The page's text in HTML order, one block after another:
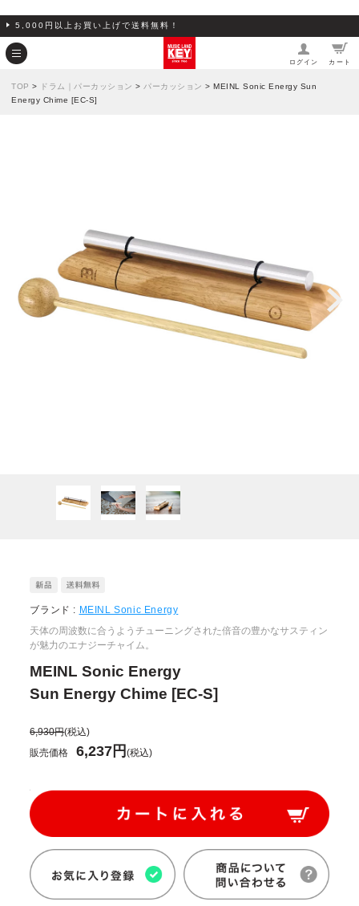
5,000円以上お買い上げで送料無料！
ログイン カート
TOP > ドラム｜パーカッション > パーカッション > MEINL Sonic Energy Sun
Energy Chime [EC-S]
ブランド : MEINL Sonic Energy
天体の周波数に合うようチューニングされた倍音の豊かなサスティン
が魅力のエナジーチャイム。
MEINL Sonic Energy
Sun Energy Chime [EC-S]
6,930円(税込)
販売価格
6,237円(税込)